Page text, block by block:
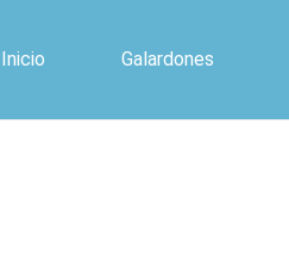
Inicio Galardones